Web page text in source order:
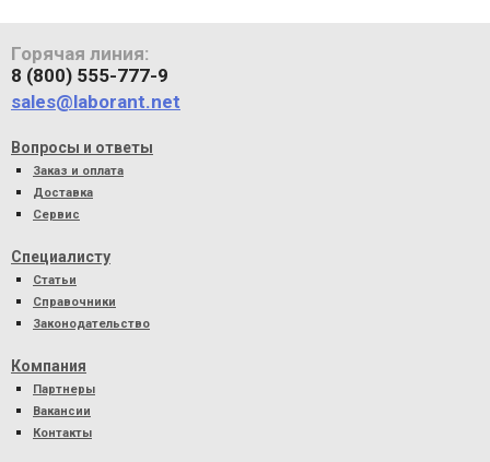
Горячая линия:
8 (800) 555-777-9
sales@laborant.net
Вопросы и ответы
Заказ и оплата
Доставка
Сервис
Специалисту
Статьи
Справочники
Законодательство
Компания
Партнеры
Вакансии
Контакты